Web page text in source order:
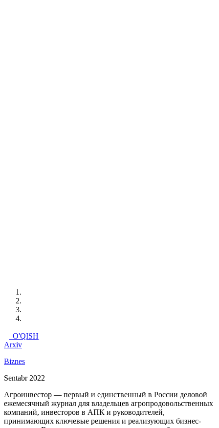
O'QISH
Arxiv
Biznes
Sentabr 2022
Агроинвестор — первый и единственный в России деловой
ежемесячный журнал для владельцев агропродовольственных
компаний, инвесторов в АПК и руководителей,
принимающих ключевые решения и реализующих бизнес-